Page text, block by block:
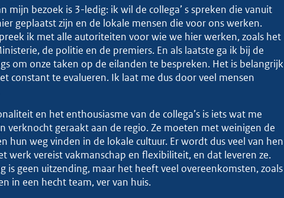
mijn bezoek is 3-ledig: ik wil de collega’ s spreken die vanuit
geplaatst zijn en de lokale mensen die voor ons werken.
ik met alle autoriteiten voor wie we hier werken, zoals het
de politie en de premiers. En als laatste ga ik bij de
om onze taken op de eilanden te bespreken. Het is belangrijk
constant te evalueren. Ik laat me dus door veel mensen
en het enthousiasme van de collega’s is iets wat me
verknocht geraakt aan de regio. Ze moeten met weinigen de
hun weg vinden in de lokale cultuur. Er wordt dus veel van hen
werk vereist vakmanschap en flexibiliteit, en dat leveren ze.
is geen uitzending, maar het heeft veel overeenkomsten, zoals
in een hecht team, ver van huis.